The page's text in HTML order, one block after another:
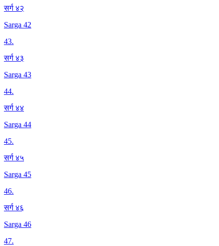
सर्ग ४२
Sarga 42
43.
सर्ग ४३
Sarga 43
44.
सर्ग ४४
Sarga 44
45.
सर्ग ४५
Sarga 45
46.
सर्ग ४६
Sarga 46
47.